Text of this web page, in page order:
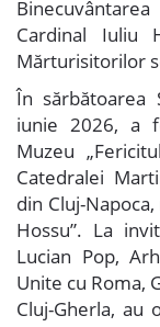
Cardinal Iuliu
Mărturisitorilor
În sărbătoarea
iunie 2026, a
Muzeu
Catedralei
din Cluj-
Hossu”. La
Lucian Pop,
Unite cu Roma,
Cluj-Gherla, au